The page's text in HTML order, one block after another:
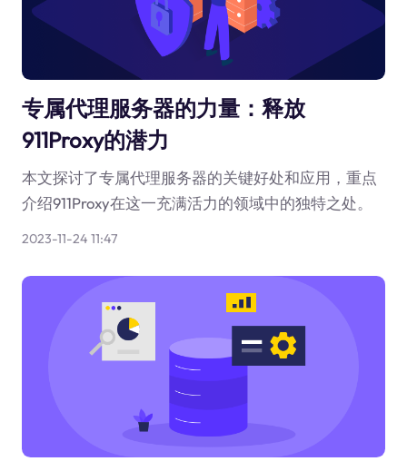
专属代理服务器的力量：释放
911Proxy的潜力
本文探讨了专属代理服务器的关键好处和应用，重点
介绍911Proxy在这一充满活力的领域中的独特之处。
2023-11-24 11:47